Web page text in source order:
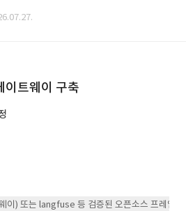
이트웨이 구축
이) 또는 langfuse 등 검증된 오픈소스 프레임워